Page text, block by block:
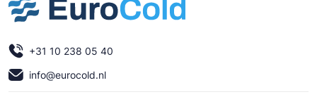
+31 10 238 05 40
info@eurocold.nl